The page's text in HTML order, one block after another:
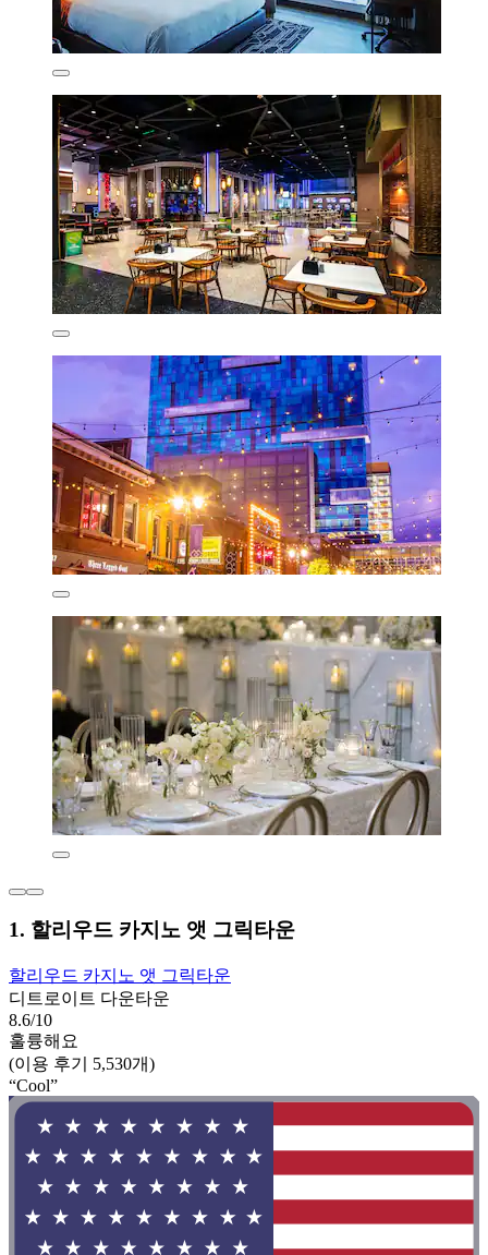
1. 할리우드 카지노 앳 그릭타운
할리우드 카지노 앳 그릭타운
디트로이트 다운타운
8.6/10
훌륭해요
(이용 후기 5,530개)
“Cool”